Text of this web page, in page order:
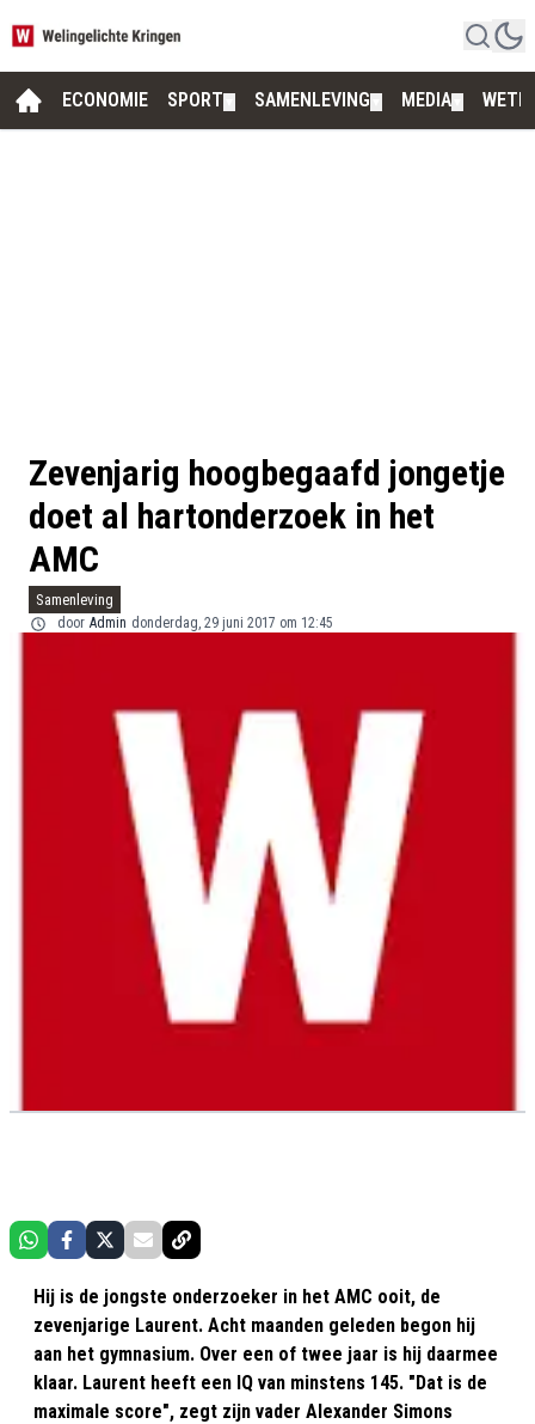
ECONOMIE SPORT SAMENLEVING MEDIA
Zevenjarig hoogbegaafd jongetje
doet al hartonderzoek in het
AMC
Samenleving
door Admin donderdag, 29 juni 2017 om 12:45
Hij is de jongste onderzoeker in het AMC ooit, de
zevenjarige Laurent. Acht maanden geleden begon hij
aan het gymnasium. Over een of twee jaar is hij daarmee
klaar. Laurent heeft een IQ van minstens 145. "Dat is de
maximale score", zegt zijn vader Alexander Simons